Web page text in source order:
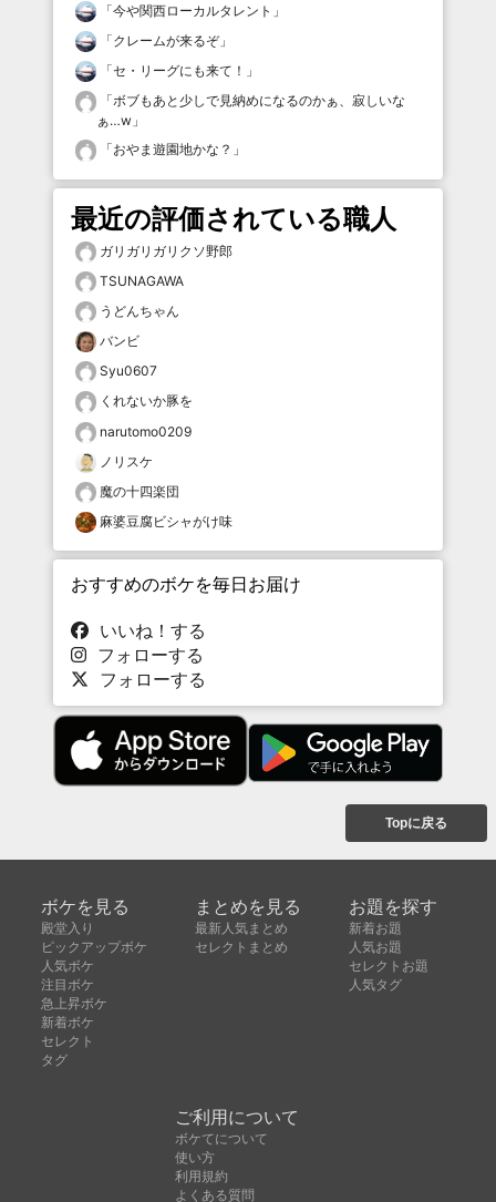
「今や関西ローカルタレント 」
「クレームが来るぞ」
「セ・リーグにも来て！ 」
「ボブもあと少しで見納めになるのかぁ、寂しいな
ぁ…w 」
「おやま遊園地かな？ 」
最近の評価されている職人
ガリガリガリクソ野郎
TSUNAGAWA
うどんちゃん
バンビ
Syu0607
くれないか豚を
narutomo0209
ノリスケ
魔の十四楽団
麻婆豆腐ビシャがけ味
おすすめのボケを毎日お届け
いいね！する
フォローする
フォローする
Topに戻る
ボケを見る
殿堂入り
ピックアップボケ
人気ボケ
注目ボケ
急上昇ボケ
新着ボケ
セレクト
タグ
まとめを見る
最新人気まとめ
セレクトまとめ
お題を探す
新着お題
人気お題
セレクトお題
人気タグ
ご利用について
ボケてについて
使い方
利用規約
よくある質問